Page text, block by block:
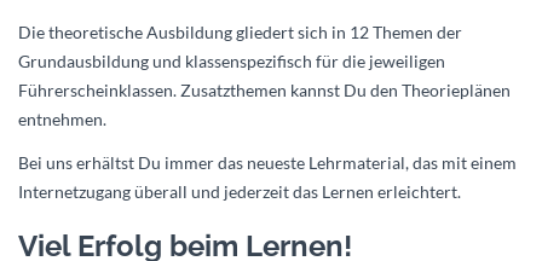
Die theoretische Ausbildung gliedert sich in 12 Themen der
Grundausbildung und klassenspezifisch für die jeweiligen
Führerscheinklassen. Zusatzthemen kannst Du den Theorieplänen
entnehmen.
Bei uns erhältst Du immer das neueste Lehrmaterial, das mit einem
Internetzugang überall und jederzeit das Lernen erleichtert.
Viel Erfolg beim Lernen!